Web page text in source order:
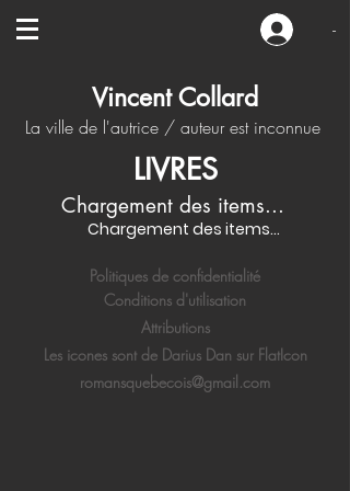
-
Vincent Collard
La ville de l'autrice / auteur est inconnue
LIVRES
Chargement des items...
Chargement des items...
Politiques de confidentialité
Conditions d'utilisation
Attributions
Les icones sont de Darius Dan sur FlatIcon
romansquebecois@gmail.com